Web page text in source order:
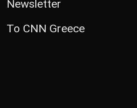
Newsletter
Το CNN Greece